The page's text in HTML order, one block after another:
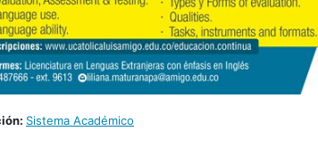
Sistema Académico